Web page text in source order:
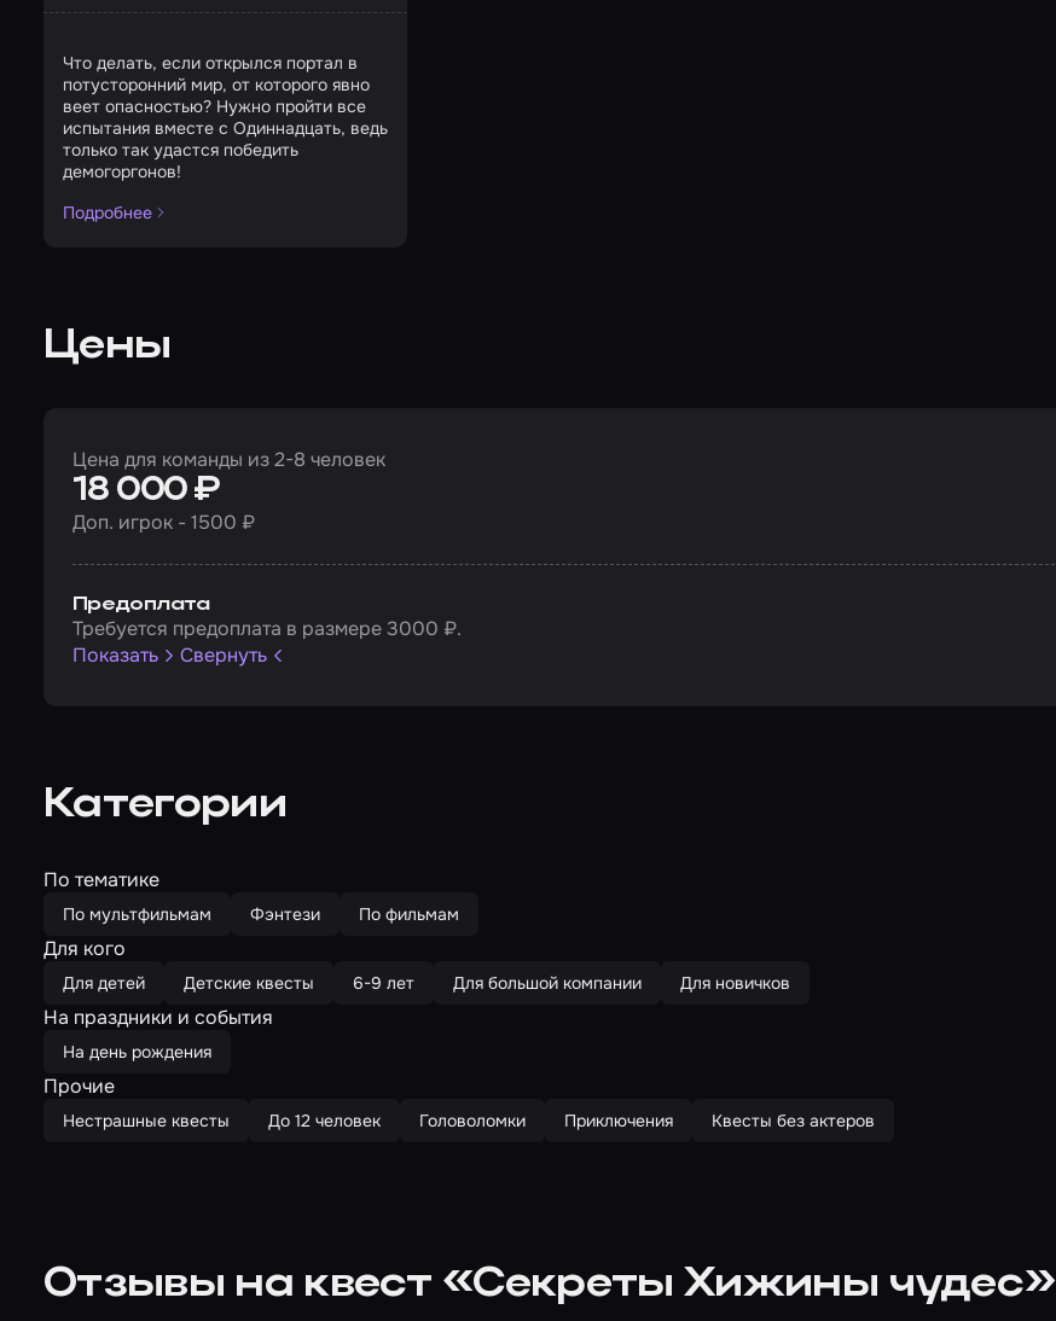
Что делать, если открылся портал в
потусторонний мир, от которого явно
веет опасностью? Нужно пройти все
испытания вместе с Одиннадцать, ведь
только так удастся победить
демогоргонов!
Подробнее
Цены
Цена для команды из 2-8 человек
18 000 ₽
Доп. игрок - 1500 ₽
Предоплата
Требуется предоплата в размере 3000 ₽.
Показать
Свернуть
Категории
По тематике
По мультфильмам Фэнтези По фильмам
Для кого
Для детей Детские квесты 6-9 лет Для большой компании Для новичков
На праздники и события
На день рождения
Прочие
Нестрашные квесты До 12 человек Головоломки Приключения Квесты без актеров
Отзывы на квест «Секреты Хижины чудес»